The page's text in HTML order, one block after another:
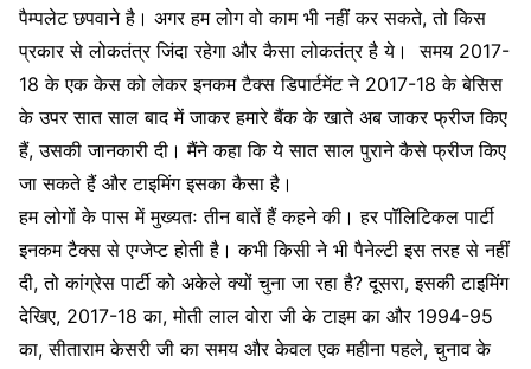
पैम्पलेट छपवाने है। अगर हम लोग वो काम भी नहीं कर सकते, तो किस
प्रकार से लोकतंत्र जिंदा रहेगा और कैसा लोकतंत्र है ये। समय 2017-
18 के एक केस को लेकर इनकम टैक्स डिपार्टमेंट ने 2017-18 के बेसिस
के उपर सात साल बाद में जाकर हमारे बैंक के खाते अब जाकर फ्रीज किए
हैं, उसकी जानकारी दी। मैंने कहा कि ये सात साल पुराने कैसे फ्रीज किए
जा सकते हैं और टाइमिंग इसका कैसा है।
हम लोगों के पास में मुख्यतः तीन बातें हैं कहने की। हर पॉलिटिकल पार्टी
इनकम टैक्स से एग्जेप्ट होती है। कभी किसी ने भी पैनेल्टी इस तरह से नहीं
दी, तो कांग्रेस पार्टी को अकेले क्यों चुना जा रहा है? दूसरा, इसकी टाइमिंग
देखिए, 2017-18 का, मोती लाल वोरा जी के टाइम का और 1994-95
का, सीताराम केसरी जी का समय और केवल एक महीना पहले, चुनाव के